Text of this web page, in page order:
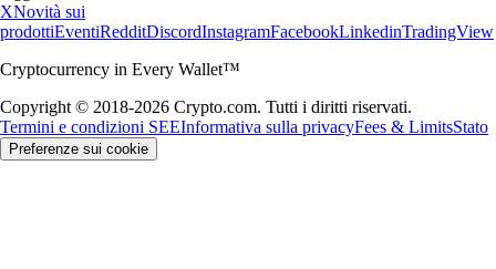
XNovità sui
prodottiEventiRedditDiscordInstagramFacebookLinkedinTradingView
Cryptocurrency in Every Wallet™
Copyright © 2018-2026 Crypto.com. Tutti i diritti riservati.
Termini e condizioni SEEInformativa sulla privacyFees & LimitsStato
Preferenze sui cookie